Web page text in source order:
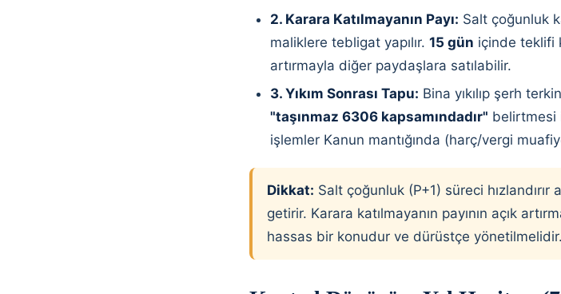
2. Karara Katılmayanın Payı: Salt çoğunluk
maliklere tebligat yapılır. 15 gün içinde teklifi
artırmayla diğer paydaşlara satılabilir.
3. Yıkım Sonrası Tapu: Bina yıkılıp şerh
"taşınmaz 6306 kapsamındadır" belirtmesi
işlemler Kanun mantığında (harç/vergi
Dikkat: Salt çoğunluk (P+1) süreci hızlandırır
getirir. Karara katılmayanın payının açık
hassas bir konudur ve dürüstçe yönetilmelidir.